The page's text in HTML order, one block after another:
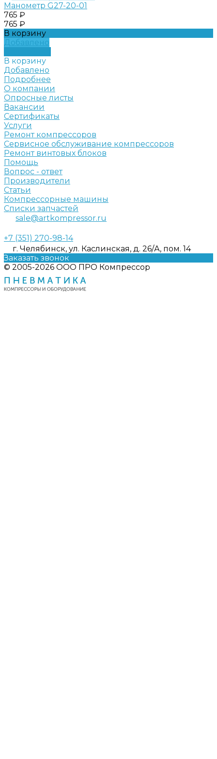
Манометр G27-20-01
765 ₽
765 ₽
В корзину
Добавлено
В корзину
Добавлено
Подробнее
О компании
Опросные листы
Вакансии
Сертификаты
Услуги
Ремонт компрессоров
Сервисное обслуживание компрессоров
Ремонт винтовых блоков
Помощь
Вопрос - ответ
Производители
Статьи
Компрессорные машины
Списки запчастей
sale@artkompressor.ru
+7 (351) 270-98-14
г. Челябинск, ул. Каслинская, д. 26/А, пом. 14
Заказать звонок
© 2005-2026 ООО ПРО Компрессор